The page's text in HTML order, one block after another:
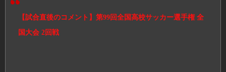
【試合直後のコメント】第99回全国高校サッカー選手権 全
国大会 2回戦